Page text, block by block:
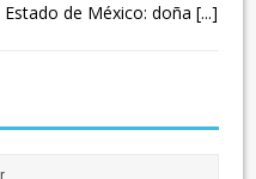
Estado de México: doña[...]